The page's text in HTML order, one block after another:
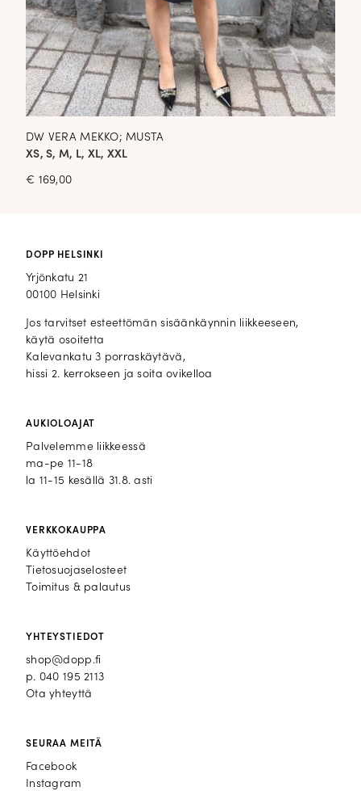
DW VERA MEKKO; MUSTA
XS, S, M, L, XL, XXL
€ 169,00
DOPP HELSINKI
Yrjönkatu 21
00100 Helsinki
Jos tarvitset esteettömän sisäänkäynnin liikkeeseen,
käytä osoitetta
Kalevankatu 3 porraskäytävä,
hissi 2. kerrokseen ja soita ovikelloa
AUKIOLOAJAT
Palvelemme liikkeessä
ma-pe 11-18
la 11-15 kesällä 31.8. asti
VERKKOKAUPPA
Käyttöehdot
Tietosuojaselosteet
Toimitus & palautus
YHTEYSTIEDOT
shop@dopp.fi
p. 040 195 2113
Ota yhteyttä
SEURAA MEITÄ
Facebook
Facebook
Instagram
Instagram